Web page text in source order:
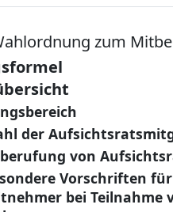
zum
der
von
Vorschriften
bei